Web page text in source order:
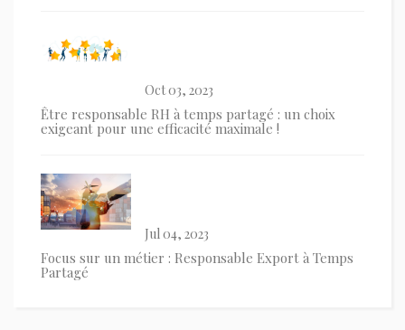
Oct 03, 2023
Être responsable RH à temps partagé : un choix
exigeant pour une efficacité maximale !
Jul 04, 2023
Focus sur un métier : Responsable Export à Temps
Partagé